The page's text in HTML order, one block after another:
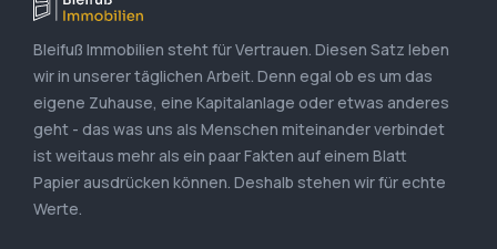
Bleifuß Immobilien steht für Vertrauen. Diesen Satz leben
wir in unserer täglichen Arbeit. Denn egal ob es um das
eigene Zuhause, eine Kapitalanlage oder etwas anderes
geht - das was uns als Menschen miteinander verbindet
ist weitaus mehr als ein paar Fakten auf einem Blatt
Papier ausdrücken können. Deshalb stehen wir für echte
Werte.